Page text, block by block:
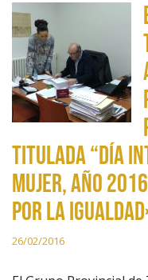
titulada “Día
Mujer, año
por la
26/02/2016